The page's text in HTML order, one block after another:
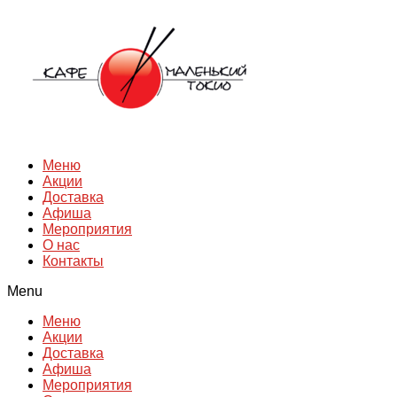
Меню
Акции
Доставка
Афиша
Мероприятия
О нас
Контакты
Menu
Меню
Акции
Доставка
Афиша
Мероприятия